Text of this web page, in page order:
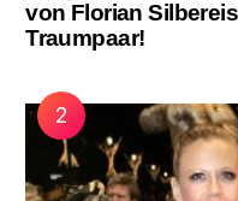
von Florian
Traumpaar!